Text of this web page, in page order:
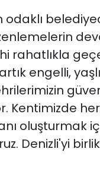
rahatlıkla
engelli,
Kentimizde
oluşturmak
Denizli'yi